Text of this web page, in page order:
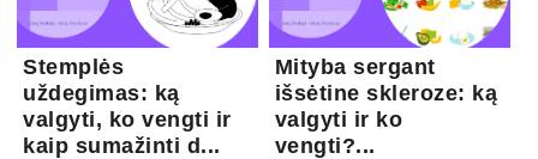
Stemplės
uždegimas: ką
valgyti, ko vengti ir
kaip sumažinti d...
Mityba sergant
išsėtine skleroze: ką
valgyti ir ko
vengti?...